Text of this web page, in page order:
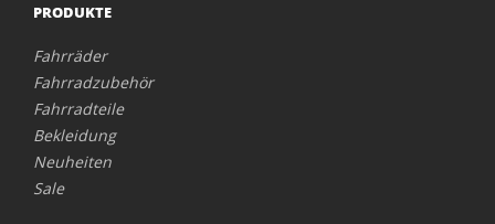
PRODUKTE
Fahrräder
Fahrradzubehör
Fahrradteile
Bekleidung
Neuheiten
Sale